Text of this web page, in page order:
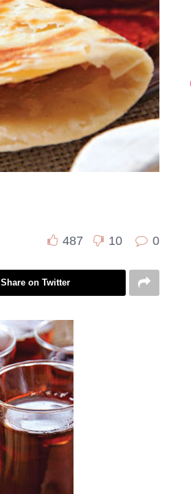
487 10 0
Share on Twitter